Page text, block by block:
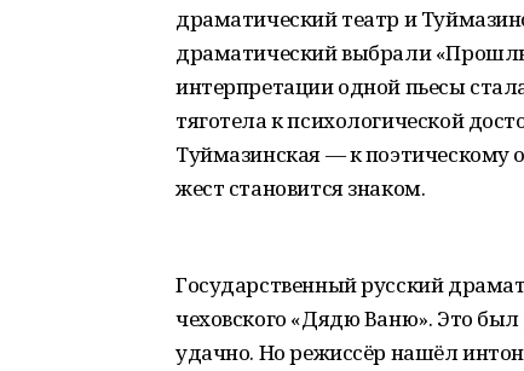
драматический театр и
драматический выбрали
интерпретации одной пьесы
тяготела к психологической
Туймазинская — к поэтическому
жест становится знаком.
Государственный русский
чеховского «Дядю Ваню». Это был
удачно. Но режиссёр нашёл